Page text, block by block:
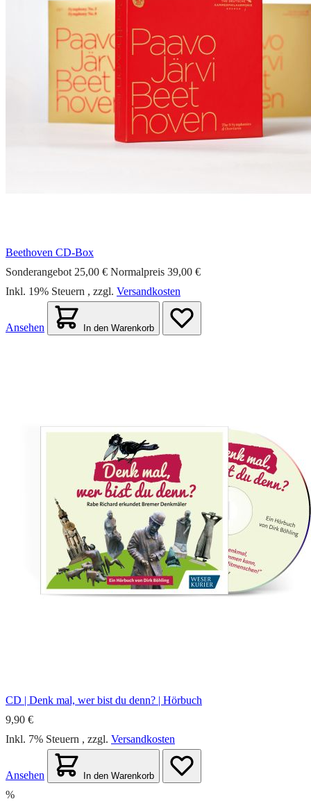
Beethoven CD-Box
Sonderangebot 25,00 € Normalpreis 39,00 €
Inkl. 19% Steuern , zzgl. Versandkosten
Ansehen In den Warenkorb
CD | Denk mal, wer bist du denn? | Hörbuch
9,90 €
Inkl. 7% Steuern , zzgl. Versandkosten
Ansehen In den Warenkorb
%